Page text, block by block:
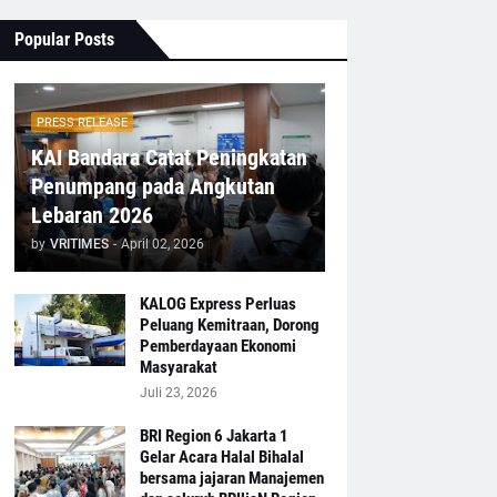
Popular Posts
PRESS RELEASE
KAI Bandara Catat Peningkatan
Penumpang pada Angkutan
Lebaran 2026
by VRITIMES - April 02, 2026
KALOG Express Perluas
Peluang Kemitraan, Dorong
Pemberdayaan Ekonomi
Masyarakat
Juli 23, 2026
BRI Region 6 Jakarta 1
Gelar Acara Halal Bihalal
bersama jajaran Manajemen